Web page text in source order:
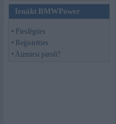
Ienākt BMWPower
• Pieslēgties
• Reģistrēties
• Aizmirsi paroli?